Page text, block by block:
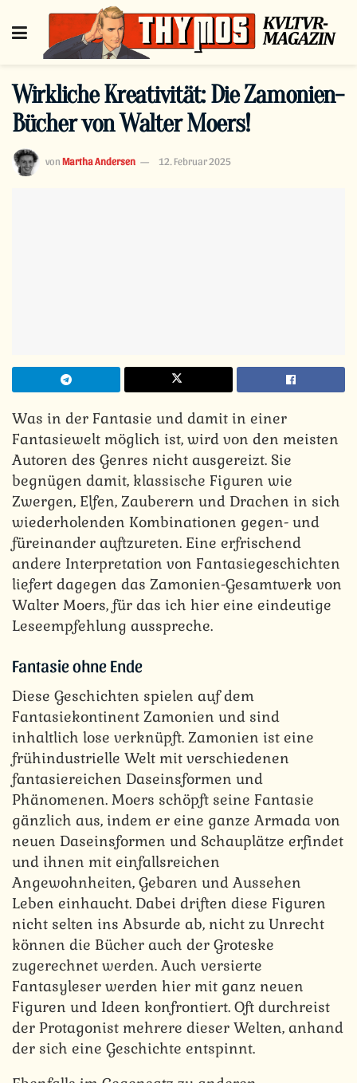
Wirkliche Kreativität: Die Zamonien-
Bücher von Walter Moers!
von Martha Andersen 12. Februar 2025
Was in der Fantasie und damit in einer
Fantasiewelt möglich ist, wird von den meisten
Autoren des Genres nicht ausgereizt. Sie
begnügen damit, klassische Figuren wie
Zwergen, Elfen, Zauberern und Drachen in sich
wiederholenden Kombinationen gegen- und
füreinander auftzureten. Eine erfrischend
andere Interpretation von Fantasiegeschichten
liefert dagegen das Zamonien-Gesamtwerk von
Walter Moers, für das ich hier eine eindeutige
Leseempfehlung ausspreche.
Fantasie ohne Ende
Diese Geschichten spielen auf dem
Fantasiekontinent Zamonien und sind
inhaltlich lose verknüpft. Zamonien ist eine
frühindustrielle Welt mit verschiedenen
fantasiereichen Daseinsformen und
Phänomenen. Moers schöpft seine Fantasie
gänzlich aus, indem er eine ganze Armada von
neuen Daseinsformen und Schauplätze erfindet
und ihnen mit einfallsreichen
Angewohnheiten, Gebaren und Aussehen
Leben einhaucht. Dabei driften diese Figuren
nicht selten ins Absurde ab, nicht zu Unrecht
können die Bücher auch der Groteske
zugerechnet werden. Auch versierte
Fantasyleser werden hier mit ganz neuen
Figuren und Ideen konfrontiert. Oft durchreist
der Protagonist mehrere dieser Welten, anhand
der sich eine Geschichte entspinnt.